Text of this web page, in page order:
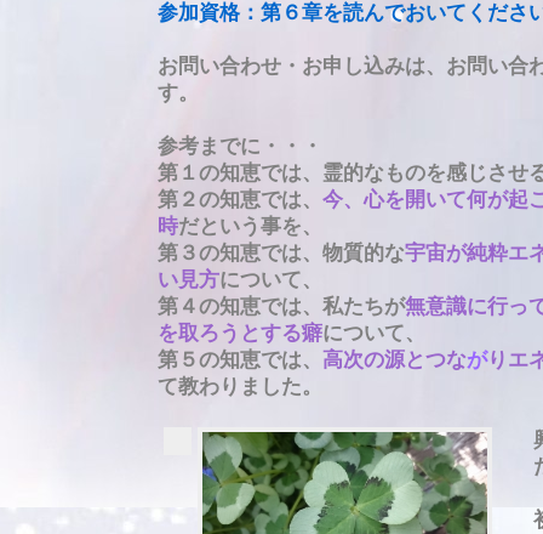
参加資格：第６章を読んでおいてくださ
お問い合わせ・お申し込みは、お問い合
す。
参考までに・・・
第１の知恵では、霊的なものを感じさせ
第２の知恵では、 今、心を開いて何が​起
時だという事を、
第３の知恵では、物質的な宇宙が純粋エ
い見方について、
第４の知恵では、私たちが無意識に行っ
を取ろうとする癖について、
第５の知恵では、 高次の源とつながりエ
て教わりました。
だ
初